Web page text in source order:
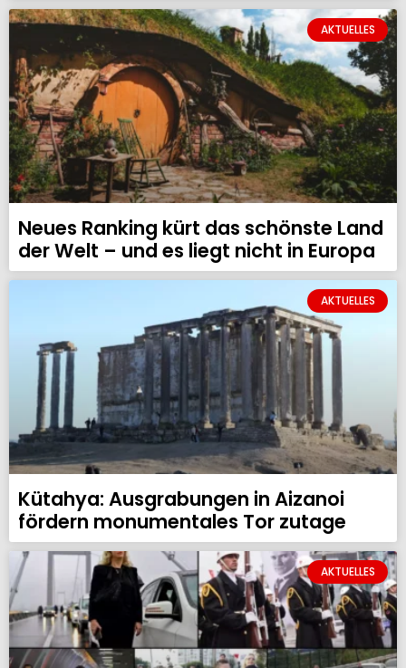
AKTUELLES
Neues Ranking kürt das schönste Land
der Welt – und es liegt nicht in Europa
AKTUELLES
Kütahya: Ausgrabungen in Aizanoi
fördern monumentales Tor zutage
AKTUELLES